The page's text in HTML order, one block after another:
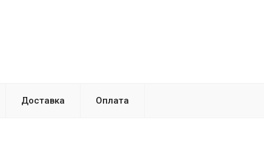
Доставка Оплата